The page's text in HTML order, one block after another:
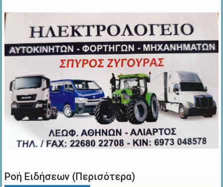
Ροή Ειδήσεων (Περισότερα)